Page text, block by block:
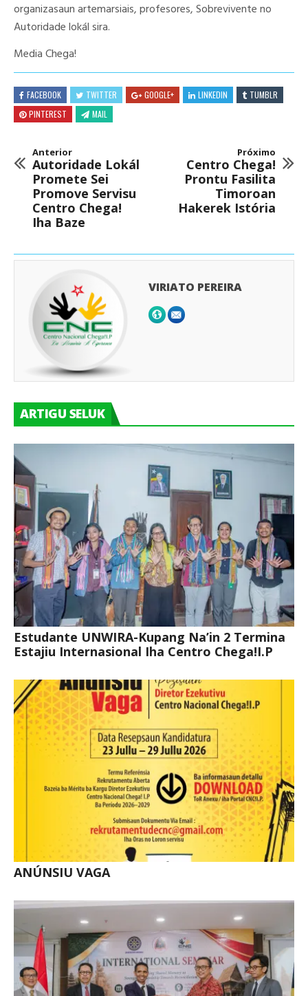
organizasaun artemarsiais, profesores, Sobrevivente no
Autoridade lokál sira.
Media Chega!
FACEBOOK TWITTER GOOGLE+ LINKEDIN
TUMBLR
PINTEREST
MAIL
Anterior
Autoridade Lokál
Promete Sei
Promove Servisu
Centro Chega!
Iha Baze
Próximo
Centro Chega!
Prontu Fasilita
Timoroan
Hakerek Istória
VIRIATO PEREIRA
ARTIGU SELUK
Estudante UNWIRA-Kupang Na’in 2 Termina
Estajiu Internasional Iha Centro Chega!I.P
ANÚNSIU VAGA